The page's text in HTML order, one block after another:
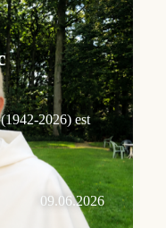
2026) est
09.06.2026